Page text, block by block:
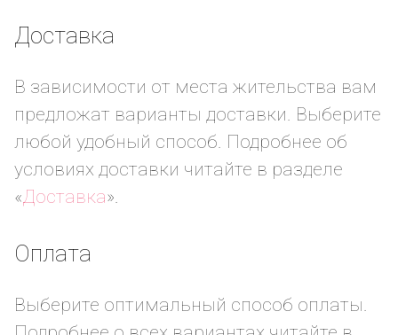
Доставка
В зависимости от места жительства вам
предложат варианты доставки. Выберите
любой удобный способ. Подробнее об
условиях доставки читайте в разделе
«Доставка».
Оплата
Выберите оптимальный способ оплаты.